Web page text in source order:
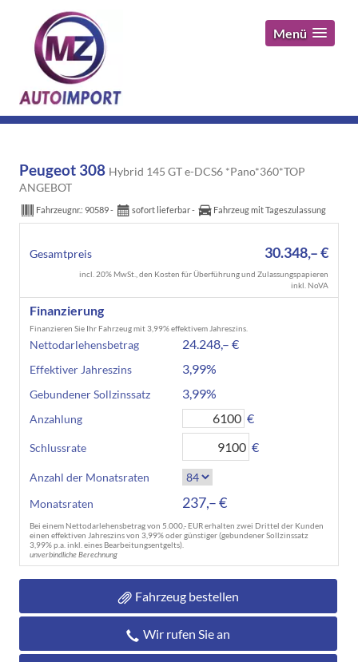
Menü
Peugeot 308 Hybrid 145 GT e-DCS6 *Pano*360*TOP
ANGEBOT
Fahrzeugnr.: 90589 sofort lieferbar Fahrzeug mit Tageszulassung
Gesamtpreis 30.348,– €
incl. 20% MwSt., den Kosten für Überführung und Zulassungspapieren
inkl. NoVA
Finanzierung
Finanzieren Sie Ihr Fahrzeug mit 3,99% effektivem Jahreszins.
Nettodarlehensbetrag 24.248,– €
Effektiver Jahreszins 3,99%
Gebundener Sollzinssatz 3,99%
Anzahlung €
Schlussrate €
Anzahl der Monatsraten
Monatsraten
237,– €
Bei einem Nettodarlehensbetrag von 5.000,- EUR erhalten zwei Drittel der Kunden
einen effektiven Jahreszins von 3,99% oder günstiger (gebundener Sollzinssatz
3,99% p.a. inkl. eines Bearbeitungsentgelts).
unverbindliche Berechnung
Fahrzeug bestellen
Wir rufen Sie an